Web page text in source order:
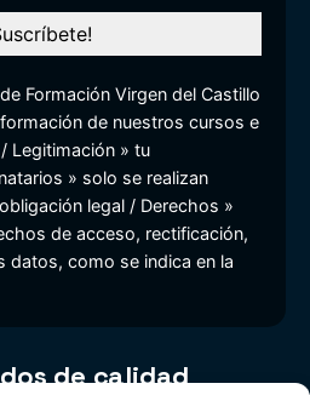
Formación Virgen del Castillo
de nuestros cursos e
Legitimación » tu
» solo se realizan
legal / Derechos »
de acceso, rectificación,
datos, como se indica en la
de calidad